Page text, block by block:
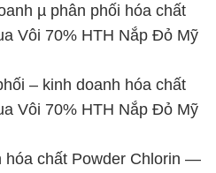
µ phân phối hóa chất
Vôi 70% HTH Nắp Đỏ Mỹ
– kinh doanh hóa chất
Vôi 70% HTH Nắp Đỏ Mỹ
hóa chất Powder Chlorin —